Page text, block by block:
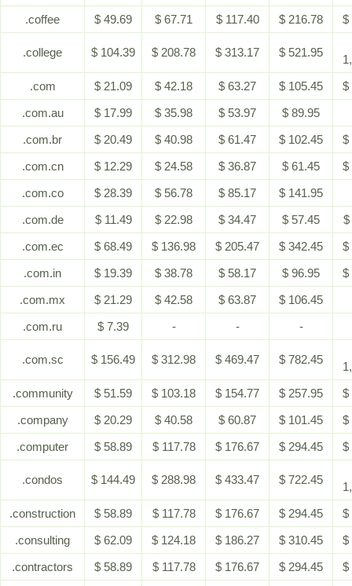
.coffee
$ 49.69 $ 67.71 $ 117.40 $ 216.78 $
.college $ 104.39 $ 208.78 $ 313.17 $ 521.95
.com
$ 21.09 $ 42.18 $ 63.27 $ 105.45
$
.com.au
$ 17.99 $ 35.98 $ 53.97
$ 89.95
.com.br
$ 20.49 $ 40.98 $ 61.47 $ 102.45
$
.com.cn
$ 12.29 $ 24.58 $ 36.87 $ 61.45
$
.com.co
$ 28.39 $ 56.78 $ 85.17
$ 141.95
.com.de
$ 11.49 $ 22.98 $ 34.47 $ 57.45
$
.com.ec
$ 68.49 $ 136.98 $ 205.47 $ 342.45
$
.com.in
$ 19.39 $ 38.78 $ 58.17 $ 96.95
$
.com.mx
$ 21.29 $ 42.58 $ 63.87
$ 106.45
.com.ru
$ 7.39 - - -
.com.sc $ 156.49 $ 312.98 $ 469.47 $ 782.45
.community
$ 51.59 $ 103.18 $ 154.77 $ 257.95
$
.company
$ 20.29 $ 40.58 $ 60.87 $ 101.45
$
.computer
$ 58.89 $ 117.78 $ 176.67 $ 294.45 $
.condos $ 144.49 $ 288.98 $ 433.47 $ 722.45
.construction
$ 58.89 $ 117.78 $ 176.67 $ 294.45
$
.consulting
$ 62.09 $ 124.18 $ 186.27 $ 310.45
$
.contractors
$ 58.89 $ 117.78 $ 176.67 $ 294.45
$